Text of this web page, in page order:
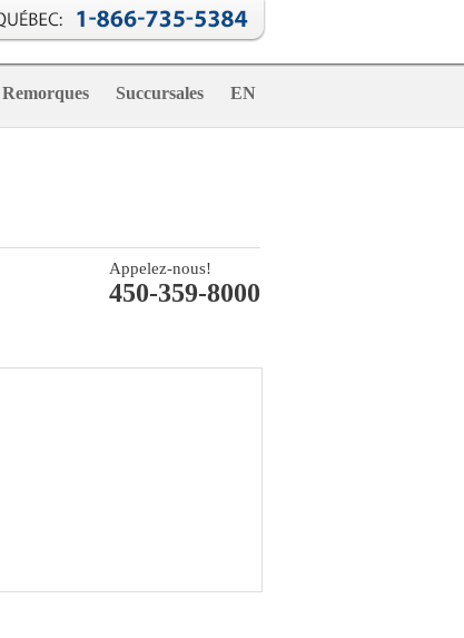
Remorques Succursales EN
Appelez-nous!
450-359-8000